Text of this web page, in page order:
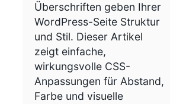
Überschriften geben Ihrer
WordPress-Seite Struktur
und Stil. Dieser Artikel
zeigt einfache,
wirkungsvolle CSS-
Anpassungen für Abstand,
Farbe und visuelle